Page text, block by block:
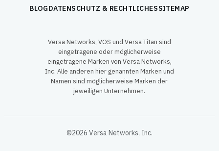
BLOGDATENSCHUTZ & RECHTLICHESSITEMAP
Versa Networks, VOS und Versa Titan sind
eingetragene oder möglicherweise
eingetragene Marken von Versa Networks,
Inc. Alle anderen hier genannten Marken und
Namen sind möglicherweise Marken der
jeweiligen Unternehmen.
©2026 Versa Networks, Inc.